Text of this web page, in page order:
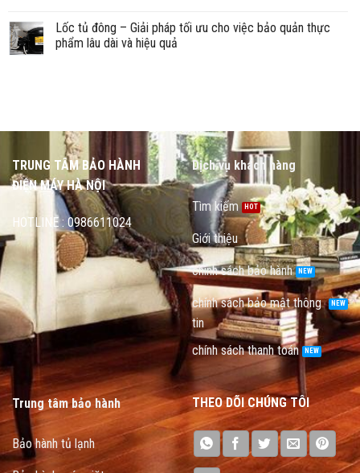
Lốc tủ đông – Giải pháp tối ưu cho việc bảo quản thực
phẩm lâu dài và hiệu quả
TRUNG TÂM BẢO HÀNH
ĐIỆN MÁY HÀ NỘI
HOTLINE : 0986611024
Dịch vụ khách hàng
Tìm kiếm
Giới thiệu
chính sách bảo hành
chính sách bảo mật thông
tin
chính sách thanh toán
Trung tâm bảo hành
Bảo hành tủ lạnh
THEO DÕI CHÚNG TÔI